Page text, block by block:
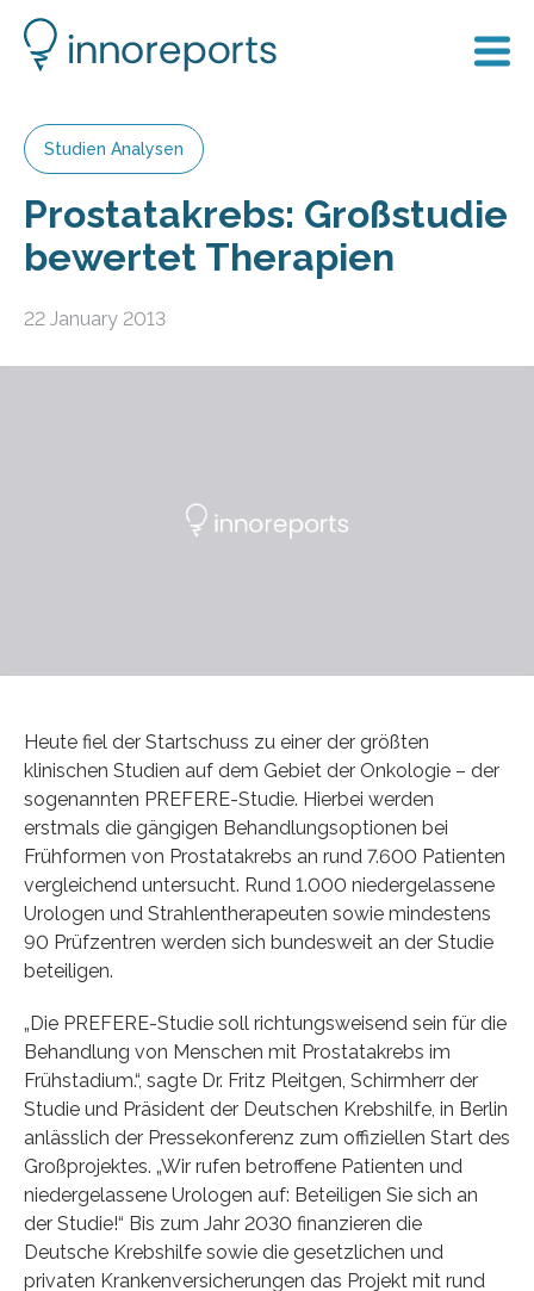
Studien Analysen
Prostatakrebs: Großstudie
bewertet Therapien
22 January 2013
Heute fiel der Startschuss zu einer der größten
klinischen Studien auf dem Gebiet der Onkologie – der
sogenannten PREFERE-Studie. Hierbei werden
erstmals die gängigen Behandlungsoptionen bei
Frühformen von Prostatakrebs an rund 7.600 Patienten
vergleichend untersucht. Rund 1.000 niedergelassene
Urologen und Strahlentherapeuten sowie mindestens
90 Prüfzentren werden sich bundesweit an der Studie
beteiligen.
„Die PREFERE-Studie soll richtungsweisend sein für die
Behandlung von Menschen mit Prostatakrebs im
Frühstadium.“, sagte Dr. Fritz Pleitgen, Schirmherr der
Studie und Präsident der Deutschen Krebshilfe, in Berlin
anlässlich der Pressekonferenz zum offiziellen Start des
Großprojektes. „Wir rufen betroffene Patienten und
niedergelassene Urologen auf: Beteiligen Sie sich an
der Studie!“ Bis zum Jahr 2030 finanzieren die
Deutsche Krebshilfe sowie die gesetzlichen und
privaten Krankenversicherungen das Projekt mit rund